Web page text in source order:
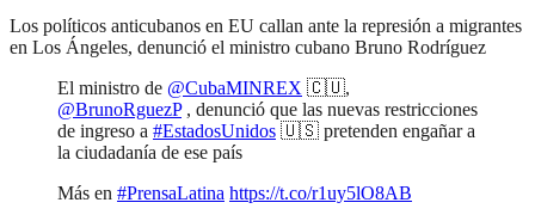
Los políticos anticubanos en EU callan ante la represión a migrantes
en Los Ángeles, denunció el ministro cubano Bruno Rodríguez
El ministro de @CubaMINREX 🇨🇺,
@BrunoRguezP, denunció que las nuevas restricciones
de ingreso a #EstadosUnidos 🇺🇸 pretenden engañar a
la ciudadanía de ese país
Más en #PrensaLatina https://t.co/r1uy5lO8AB